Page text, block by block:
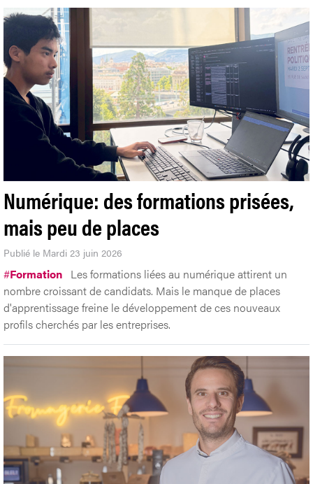
Numérique: des formations prisées,
mais peu de places
Publié le Mardi 23 juin 2026
#Formation Les formations liées au numérique attirent un
nombre croissant de candidats. Mais le manque de places
d'apprentissage freine le développement de ces nouveaux
profils cherchés par les entreprises.